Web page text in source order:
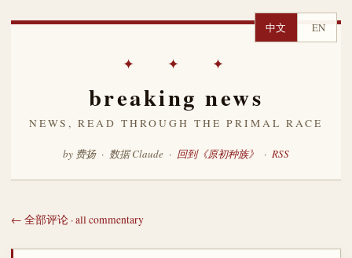
中文 EN
✦ ✦ ✦
breaking news
NEWS, READ THROUGH THE PRIMAL RACE
by 费扬 · 数据 Claude · 回到《原初种族》 · RSS
← 全部评论 · all commentary